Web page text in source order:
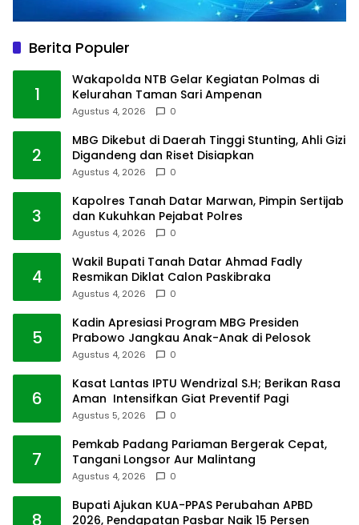
Berita Populer
1
Wakapolda NTB Gelar Kegiatan Polmas di
Kelurahan Taman Sari Ampenan
Agustus 4, 2026 0
2
MBG Dikebut di Daerah Tinggi Stunting, Ahli Gizi
Digandeng dan Riset Disiapkan
Agustus 4, 2026 0
3
Kapolres Tanah Datar Marwan, Pimpin Sertijab
dan Kukuhkan Pejabat Polres
Agustus 4, 2026 0
4
Wakil Bupati Tanah Datar Ahmad Fadly
Resmikan Diklat Calon Paskibraka
Agustus 4, 2026 0
5
Kadin Apresiasi Program MBG Presiden
Prabowo Jangkau Anak-Anak di Pelosok
Agustus 4, 2026 0
6
Kasat Lantas IPTU Wendrizal S.H; Berikan Rasa
Aman Intensifkan Giat Preventif Pagi
Agustus 5, 2026 0
7
Pemkab Padang Pariaman Bergerak Cepat,
Tangani Longsor Aur Malintang
Agustus 4, 2026 0
8
Bupati Ajukan KUA-PPAS Perubahan APBD
2026, Pendapatan Pasbar Naik 15 Persen